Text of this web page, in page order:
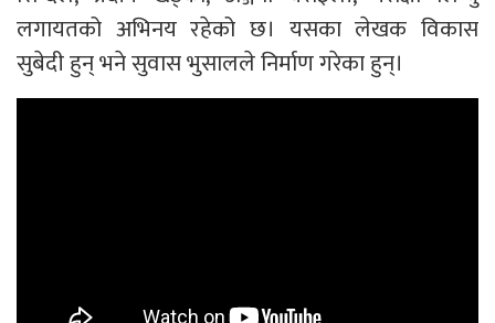
लगायतको अभिनय रहेको छ। यसका लेखक विकास
सुबेदी हुन् भने सुवास भुसालले निर्माण गरेका हुन्।